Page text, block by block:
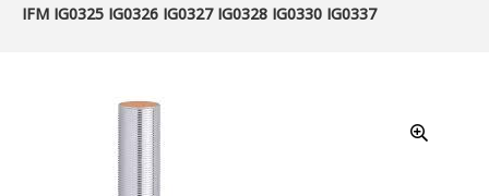
IFM IG0325 IG0326 IG0327 IG0328 IG0330 IG0337